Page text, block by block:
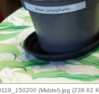
(Middel).jpg (239.62